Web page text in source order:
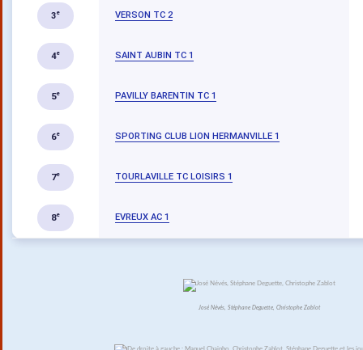
3e VERSON TC 2
4e SAINT AUBIN TC 1
5e PAVILLY BARENTIN TC 1
6e SPORTING CLUB LION HERMANVILLE 1
7e TOURLAVILLE TC LOISIRS 1
8e EVREUX AC 1
José Névés, Stéphane Deguette, Christophe Zablot